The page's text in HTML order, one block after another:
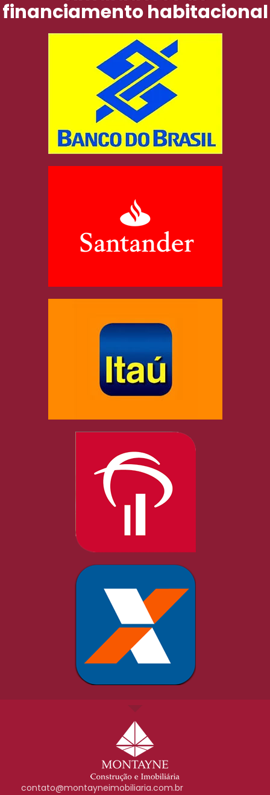
financiamento habitacional
contato@montayneimobiliaria.com.br